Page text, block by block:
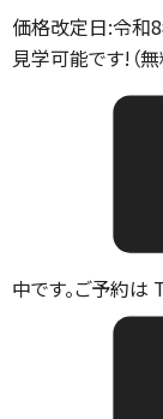
価格改定日:令和
見学可能です!（
中です。ご予約は